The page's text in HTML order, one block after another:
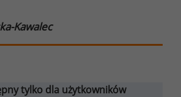
Kawalec
tylko dla użytkowników